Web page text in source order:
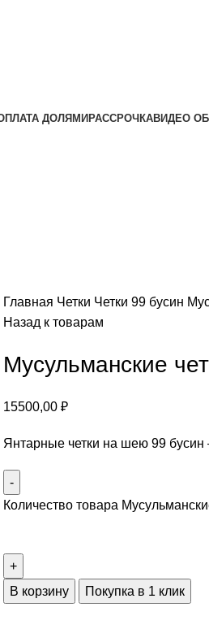
ДОЛЯМИ РАССРОЧКАВИДЕО
Главная Четки Четки 99 бусин
Назад к товарам
Мусульманские
15500,00 ₽
Янтарные четки на шею 99
Количество товара
В корзину Покупка в 1 клик